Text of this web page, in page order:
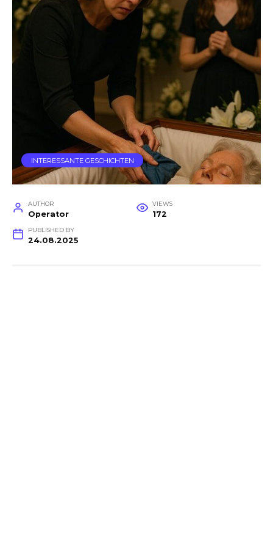
INTERESSANTE GESCHICHTEN
AUTHOR
Operator
VIEWS
172
PUBLISHED BY
24.08.2025